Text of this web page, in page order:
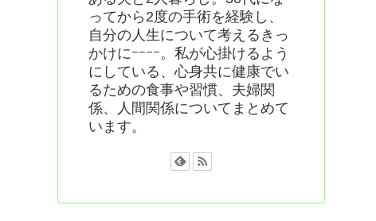
ってから2度の手術を経験し、
自分の人生について考えるきっ
かけにｰｰｰｰ。私が心掛けるよう
にしている、心身共に健康でい
るための食事や習慣、夫婦関
係、人間関係についてまとめて
います。